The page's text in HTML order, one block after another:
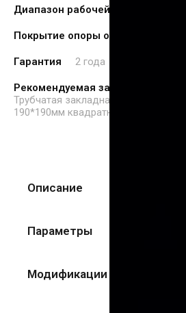
Диапазон рабочей температуры,
Покрытие опоры освещения
Гарантия 2 года
Рекомендуемая закладная
Трубчатая закладная деталь
190*190мм квадратный CRANELED
Описание
Параметры
Модификации